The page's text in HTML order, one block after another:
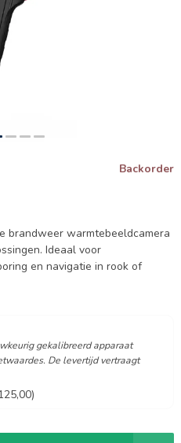
Backorder
brandweer warmtebeeldcamera
Ideaal voor
en navigatie in rook of